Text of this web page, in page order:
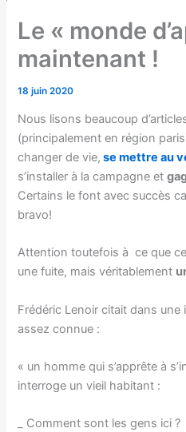
Le « monde
maintenant !
18 juin 2020
Nous lisons beaucoup
(principalement en région
changer de vie, se mettre au
s’installer à la campagne et
Certains le font avec succès
bravo!
Attention toutefois à ce que
une fuite, mais véritablement
Frédéric Lenoir citait dans
assez connue :
« un homme qui s’apprête à
interroge un vieil habitant :
_ Comment sont les gens ici ?